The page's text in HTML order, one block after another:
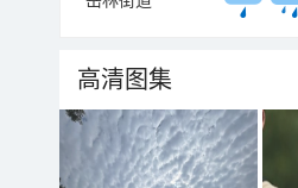
高清图集